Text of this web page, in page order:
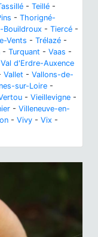
- Teillé -
- Thorigné-
Bouildroux - Tiercé -
Vents - Trélazé -
- Turquant - Vaas -
Val d'Erdre-Auxence
Vallet - Vallons-de-
sur-Loire -
- Vieillevigne -
- Villeneuve-en-
- Vivy - Vix -